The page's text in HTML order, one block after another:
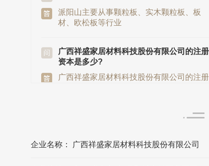
派阳山主要从事颗粒板、实木颗粒板、板
材、欧松板等行业
广西祥盛家居材料科技股份有限公司的注册
资本是多少?
广西祥盛家居材料科技股份有限公司的注册
企业名称： 广西祥盛家居材料科技股份有限公司